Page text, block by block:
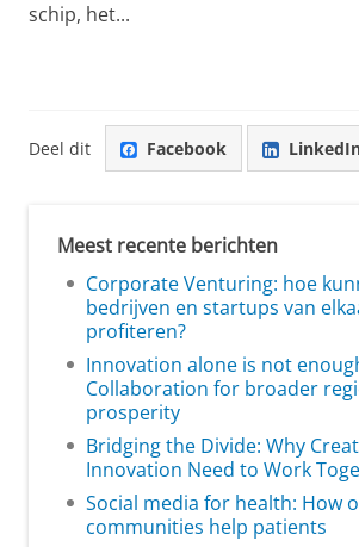
schip, het...
Deel dit Facebook
Meest recente berichten
Corporate Venturing: hoe
bedrijven en startups van
profiteren?
Innovation alone is not
Collaboration for broader
prosperity
Bridging the Divide: Why
Innovation Need to Work
Social media for health: How
communities help patients